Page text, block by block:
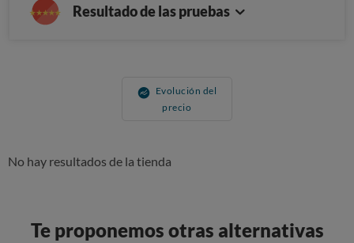
Resultado de las pruebas
Evolución del
precio
No hay resultados de la tienda
Te proponemos otras alternativas